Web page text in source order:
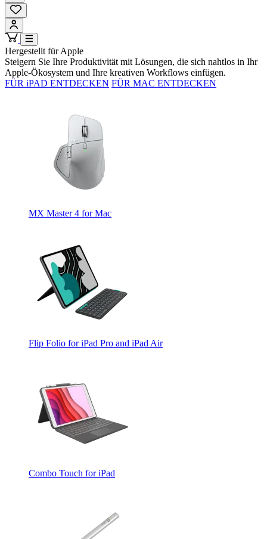
Hergestellt für Apple
Steigern Sie Ihre Produktivität mit Lösungen, die sich nahtlos in Ihr
Apple-Ökosystem und Ihre kreativen Workflows einfügen.
FÜR iPAD ENTDECKEN FÜR MAC ENTDECKEN
MX Master 4 for Mac
Flip Folio for iPad Pro and iPad Air
Combo Touch for iPad